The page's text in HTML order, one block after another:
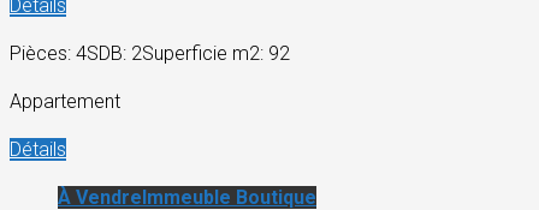
Détails
Pièces: 4SDB: 2Superficie m2: 92
Appartement
Détails
À VendreImmeuble Boutique